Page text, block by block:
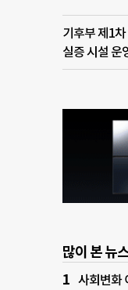
기후부 제1
실증 시설 운
많이 본 뉴
사회변화